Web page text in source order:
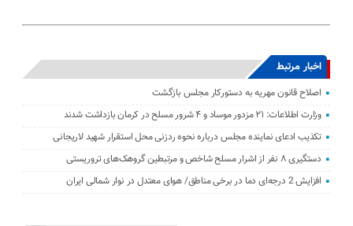
اخبار مرتبط
اصلاح قانون مهریه به دستورکار مجلس بازگشت
وزارت اطلاعات: ۲۱ مزدور موساد و ۴ شرور مسلح در کرمان بازداشت شدند
تکذیب ادعای نماینده مجلس درباره نحوه ردزنی محل استقرار شهید لاریجانی
دستگیری ۸ نفر از اشرار مسلح شاخص و مرتبطین گروهک‌های تروریستی
افزایش 2 درجه‌ای دما در برخی مناطق/ هوای معتدل در نوار شمالی ایران